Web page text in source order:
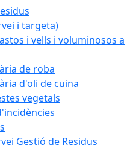
i targeta)
i vells i voluminosos a
de roba
d'oli de cuina
vegetals
Gestió de Residus